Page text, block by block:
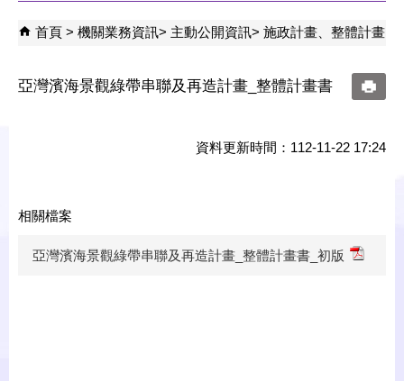
首頁 機關業務資訊 主動公開資訊 施政計畫、整體計畫
亞灣濱海景觀綠帶串聯及再造計畫_整體計畫書
資料更新時間：112-11-22 17:24
相關檔案
亞灣濱海景觀綠帶串聯及再造計畫_整體計畫書_初版